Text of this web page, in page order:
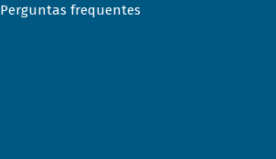
Perguntas frequentes